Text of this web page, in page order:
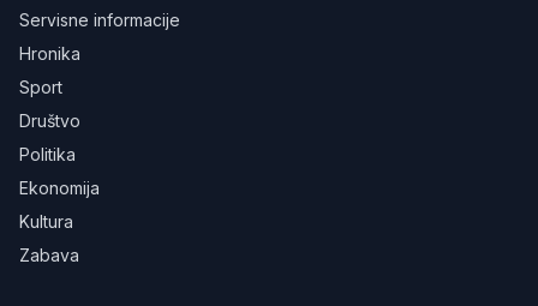
Servisne informacije
Hronika
Sport
Društvo
Politika
Ekonomija
Kultura
Zabava